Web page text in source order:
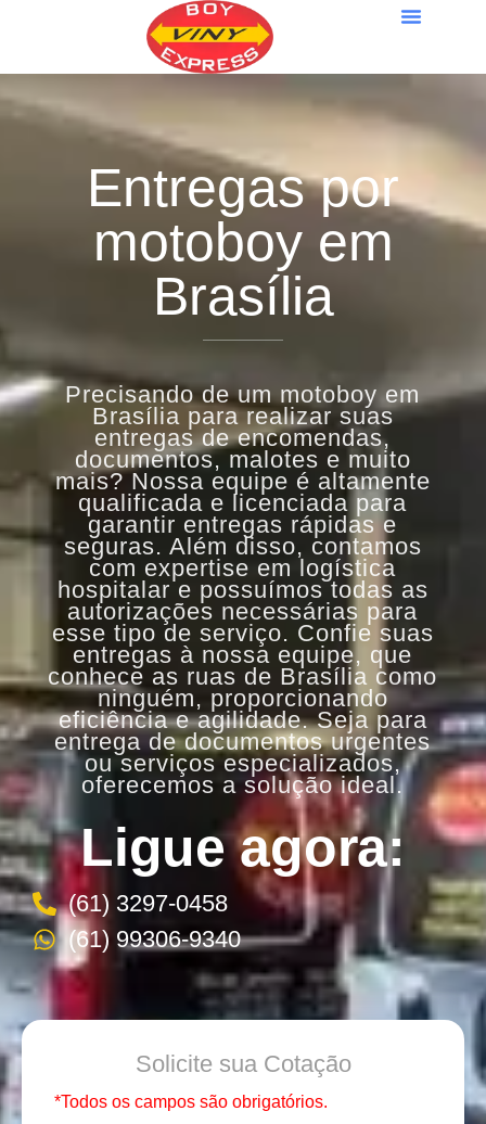
Entregas por
motoboy em
Brasília
Precisando de um motoboy em
Brasília para realizar suas
entregas de encomendas,
documentos, malotes e muito
mais? Nossa equipe é altamente
qualificada e licenciada para
garantir entregas rápidas e
seguras. Além disso, contamos
com expertise em logística
hospitalar e possuímos todas as
autorizações necessárias para
esse tipo de serviço. Confie suas
entregas à nossa equipe, que
conhece as ruas de Brasília como
ninguém, proporcionando
eficiência e agilidade. Seja para
entrega de documentos urgentes
ou serviços especializados,
oferecemos a solução ideal.
Ligue agora:
(61) 3297-0458
(61) 99306-9340
Solicite sua Cotação
*Todos os campos são obrigatórios.